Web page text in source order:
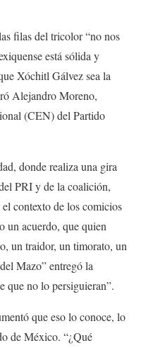
filas del tricolor “no nos
está sólida y
Xóchitl Gálvez sea la
Alejandro Moreno,
(CEN) del Partido
donde realiza una gira
PRI y de la coalición,
contexto de los comicios
un acuerdo, que quien
un traidor, un timorato, un
Mazo” entregó la
que no lo persiguieran”.
que eso lo conoce, lo
de México. “¿Qué